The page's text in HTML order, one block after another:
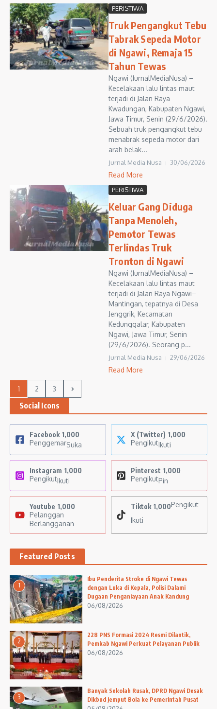
PERISTIWA
Truk Pengangkut Tebu
Tabrak Sepeda Motor
di Ngawi, Remaja 15
Tahun Tewas
Ngawi (JurnalMediaNusa) –
Kecelakaan lalu lintas maut
terjadi di Jalan Raya
Kwadungan, Kabupaten Ngawi,
Jawa Timur, Senin (29/6/2026).
Sebuah truk pengangkut tebu
menabrak sepeda motor dari
arah belak...
Jurnal Media Nusa 30/06/2026
Read More
PERISTIWA
Keluar Gang Diduga
Tanpa Menoleh,
Pemotor Tewas
Terlindas Truk
Tronton di Ngawi
Ngawi (JurnalMediaNusa) –
Kecelakaan lalu lintas maut
terjadi di Jalan Raya Ngawi–
Mantingan, tepatnya di Desa
Jenggrik, Kecamatan
Kedunggalar, Kabupaten
Ngawi, Jawa Timur, Senin
(29/6/2026). Seorang p...
Jurnal Media Nusa 29/06/2026
Read More
1 2 3
Social Icons
Facebook 1,000
PenggemarSuka
X (Twitter) 1,000
PengikutIkuti
Instagram 1,000
PengikutIkuti
Pinterest 1,000
PengikutPin
Youtube 1,000
Pelanggan
Berlangganan
Tiktok 1,000Pengikut
Ikuti
Featured Posts
1
Ibu Penderita Stroke di Ngawi Tewas
dengan Luka di Kepala, Polisi Dalami
Dugaan Penganiayaan Anak Kandung
06/08/2026
2
228 PNS Formasi 2024 Resmi Dilantik,
Pemkab Ngawi Perkuat Pelayanan Publik
06/08/2026
3
Banyak Sekolah Rusak, DPRD Ngawi Desak
Dikbud Jemput Bola ke Pemerintah Pusat